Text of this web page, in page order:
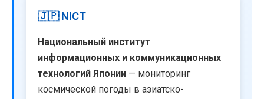
🇯🇵 NICT
Национальный институт
информационных и коммуникационных
технологий Японии — мониторинг
космической погоды в азиатско-